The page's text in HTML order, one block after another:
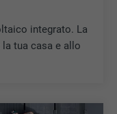
integrato. La
tua casa e allo
l’utilizzo dei cookie